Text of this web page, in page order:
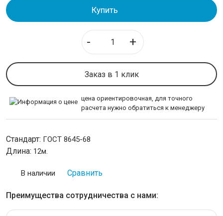
Труба бесшовная
ИЗОЛЯЦИЯ СТАЛЬНЫХ ТРУБ
ТРУБОПРОВОДНАЯ АРМАТУРА
НЕРЖАВЕЙКА
КАЛИБРОВАННАЯ СТАЛЬ
СЕТКА
ИНСТРУМЕНТАЛЬНАЯ СТАЛЬ
Купить
- +
Заказ в 1 клик
цена ориентировочная, для точного
расчета нужно обратиться к менеджеру
Стандарт: ГОСТ 8645-68
Длина: 12м.
В наличии Сравнить
Преимущества сотрудничества с нами: